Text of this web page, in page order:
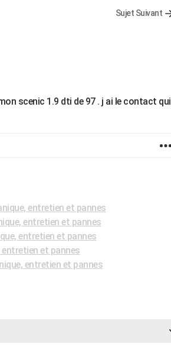
Sujet Suivant
scenic 1.9 dti de 97 . j ai le contact qui
entretien et pannes
entretien et pannes
entretien et pannes
et pannes
entretien et pannes